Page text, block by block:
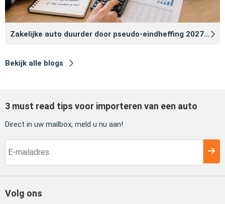
Zakelijke auto duurder door pseudo‑eindheffing 2027: zo voorkomt u dat
Bekijk alle blogs
3 must read tips voor importeren van een auto
Direct in uw mailbox, meld u nu aan!
Volg ons